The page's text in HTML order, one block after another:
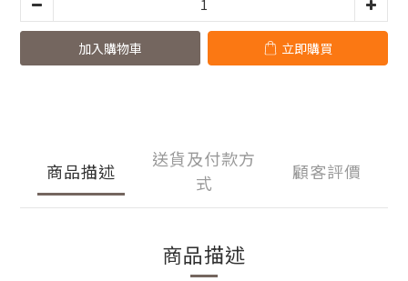
加入購物車 立即購買
商品描述
送貨及付款方
式
顧客評價
商品描述